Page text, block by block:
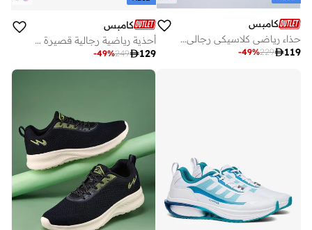
كامبس
حذاء رياضي كلاسيكي رجالي أزرق داكن منخفض
119
229
-49%
كامبس
أحذية رياضية رجالية قصيرة بألوان جريئة وراحة سحابية
129
249
-49%